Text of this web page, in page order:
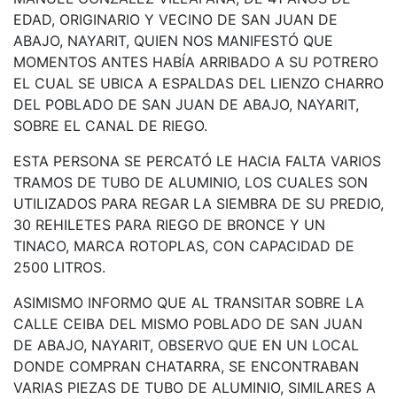
EDAD, ORIGINARIO Y VECINO DE SAN JUAN DE
ABAJO, NAYARIT, QUIEN NOS MANIFESTÓ QUE
MOMENTOS ANTES HABÍA ARRIBADO A SU POTRERO
EL CUAL SE UBICA A ESPALDAS DEL LIENZO CHARRO
DEL POBLADO DE SAN JUAN DE ABAJO, NAYARIT,
SOBRE EL CANAL DE RIEGO.
ESTA PERSONA SE PERCATÓ LE HACIA FALTA VARIOS
TRAMOS DE TUBO DE ALUMINIO, LOS CUALES SON
UTILIZADOS PARA REGAR LA SIEMBRA DE SU PREDIO,
30 REHILETES PARA RIEGO DE BRONCE Y UN
TINACO, MARCA ROTOPLAS, CON CAPACIDAD DE
2500 LITROS.
ASIMISMO INFORMO QUE AL TRANSITAR SOBRE LA
CALLE CEIBA DEL MISMO POBLADO DE SAN JUAN
DE ABAJO, NAYARIT, OBSERVO QUE EN UN LOCAL
DONDE COMPRAN CHATARRA, SE ENCONTRABAN
VARIAS PIEZAS DE TUBO DE ALUMINIO, SIMILARES A